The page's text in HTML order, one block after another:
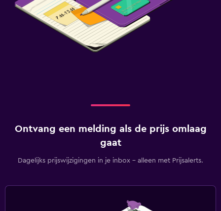
Ontvang een melding als de prijs omlaag
gaat
Dagelijks prijswijzigingen in je inbox - alleen met Prijsalerts.